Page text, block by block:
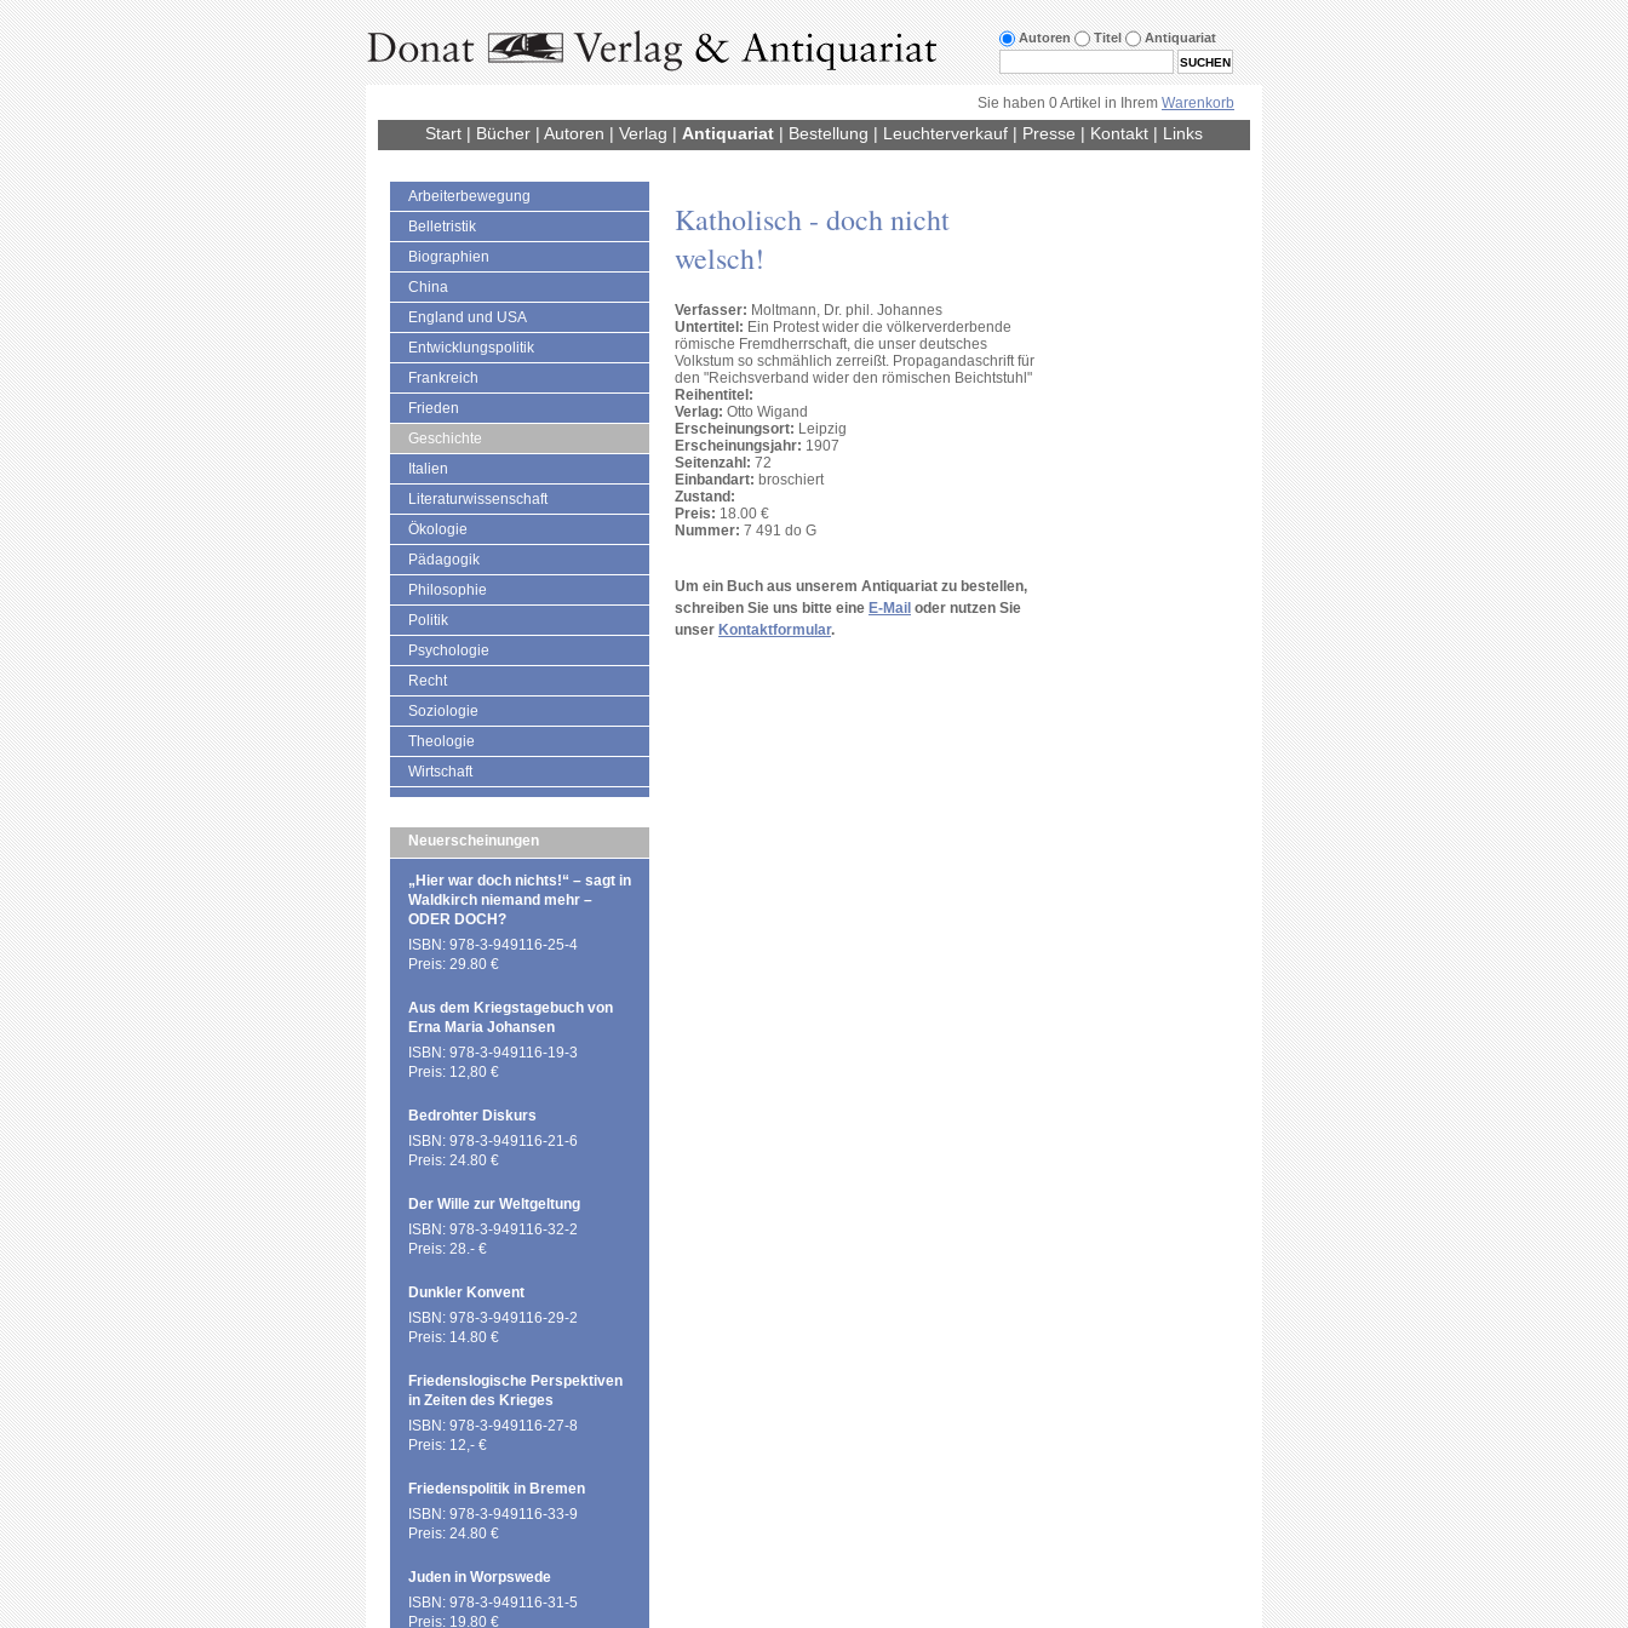
Autoren Titel Antiquariat
Sie haben 0 Artikel in Ihrem Warenkorb
Start | Bücher | Autoren | Verlag | Antiquariat | Bestellung | Leuchterverkauf | Presse | Kontakt | Links
Arbeiterbewegung
Belletristik
Biographien
China
England und USA
Entwicklungspolitik
Frankreich
Frieden
Geschichte
Italien
Literaturwissenschaft
Ökologie
Pädagogik
Philosophie
Politik
Psychologie
Recht
Soziologie
Theologie
Wirtschaft
Neuerscheinungen
„Hier war doch nichts!“ – sagt in
Waldkirch niemand mehr –
ODER DOCH?
ISBN: 978-3-949116-25-4
Preis: 29.80 €
Aus dem Kriegstagebuch von
Erna Maria Johansen
ISBN: 978-3-949116-19-3
Preis: 12,80 €
Bedrohter Diskurs
ISBN: 978-3-949116-21-6
Preis: 24.80 €
Der Wille zur Weltgeltung
ISBN: 978-3-949116-32-2
Preis: 28.- €
Dunkler Konvent
ISBN: 978-3-949116-29-2
Preis: 14.80 €
Friedenslogische Perspektiven
in Zeiten des Krieges
ISBN: 978-3-949116-27-8
Preis: 12,- €
Friedenspolitik in Bremen
ISBN: 978-3-949116-33-9
Preis: 24.80 €
Juden in Worpswede
ISBN: 978-3-949116-31-5
Preis: 19.80 €
Katholisch - doch nicht
welsch!
Verfasser: Moltmann, Dr. phil. Johannes
Untertitel: Ein Protest wider die völkerverderbende
römische Fremdherrschaft, die unser deutsches
Volkstum so schmählich zerreißt. Propagandaschrift für
den "Reichsverband wider den römischen Beichtstuhl"
Reihentitel:
Verlag: Otto Wigand
Erscheinungsort: Leipzig
Erscheinungsjahr: 1907
Seitenzahl: 72
Einbandart: broschiert
Zustand:
Preis: 18.00 €
Nummer: 7 491 do G
Um ein Buch aus unserem Antiquariat zu bestellen,
schreiben Sie uns bitte eine E-Mail oder nutzen Sie
unser Kontaktformular.